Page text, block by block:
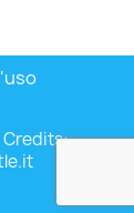
Credits: